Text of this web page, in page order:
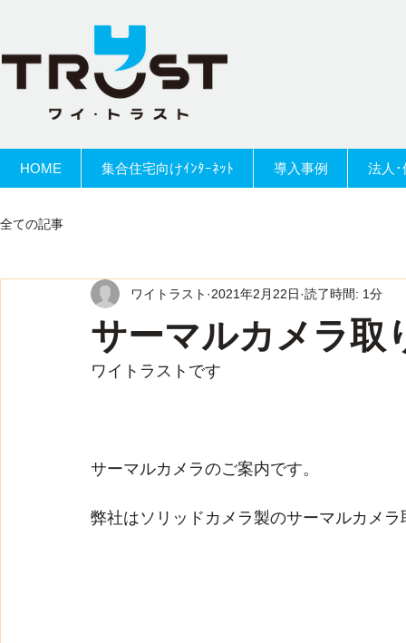
HOME 集合住宅向けｲﾝﾀｰﾈｯﾄ 導入事例 法人･
全ての記事
サーマルカメラ取
ワイトラスト 2021年2月22日 読了時間: 1分
ワイトラストです
サーマルカメラのご案内です。
弊社はソリッドカメラ製のサーマルカメ